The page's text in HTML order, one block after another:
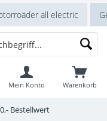
all electric
Bestellwert
Warenkorb
Mein Konto